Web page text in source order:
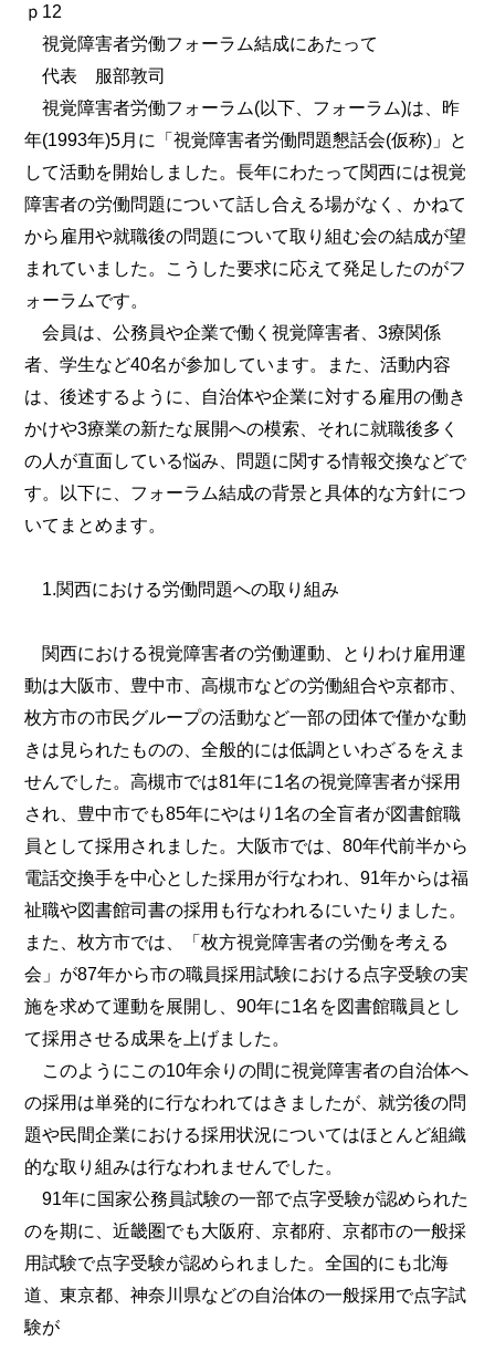
ｐ12
視覚障害者労働フォーラム結成にあたって
代表 服部敦司
視覚障害者労働フォーラム(以下、フォーラム)は、昨
年(1993年)5月に「視覚障害者労働問題懇話会(仮称)」と
して活動を開始しました。長年にわたって関西には視覚
障害者の労働問題について話し合える場がなく、かねて
から雇用や就職後の問題について取り組む会の結成が望
まれていました。こうした要求に応えて発足したのがフ
ォーラムです。
会員は、公務員や企業で働く視覚障害者、3療関係
者、学生など40名が参加しています。また、活動内容
は、後述するように、自治体や企業に対する雇用の働き
かけや3療業の新たな展開への模索、それに就職後多く
の人が直面している悩み、問題に関する情報交換などで
す。以下に、フォーラム結成の背景と具体的な方針につ
いてまとめます。
1.関西における労働問題への取り組み
関西における視覚障害者の労働運動、とりわけ雇用運
動は大阪市、豊中市、高槻市などの労働組合や京都市、
枚方市の市民グループの活動など一部の団体で僅かな動
きは見られたものの、全般的には低調といわざるをえま
せんでした。高槻市では81年に1名の視覚障害者が採用
され、豊中市でも85年にやはり1名の全盲者が図書館職
員として採用されました。大阪市では、80年代前半から
電話交換手を中心とした採用が行なわれ、91年からは福
祉職や図書館司書の採用も行なわれるにいたりました。
また、枚方市では、「枚方視覚障害者の労働を考える
会」が87年から市の職員採用試験における点字受験の実
施を求めて運動を展開し、90年に1名を図書館職員とし
て採用させる成果を上げました。
このようにこの10年余りの間に視覚障害者の自治体へ
の採用は単発的に行なわれてはきましたが、就労後の問
題や民間企業における採用状況についてはほとんど組織
的な取り組みは行なわれませんでした。
91年に国家公務員試験の一部で点字受験が認められた
のを期に、近畿圏でも大阪府、京都府、京都市の一般採
用試験で点字受験が認められました。全国的にも北海
道、東京都、神奈川県などの自治体の一般採用で点字試
験が